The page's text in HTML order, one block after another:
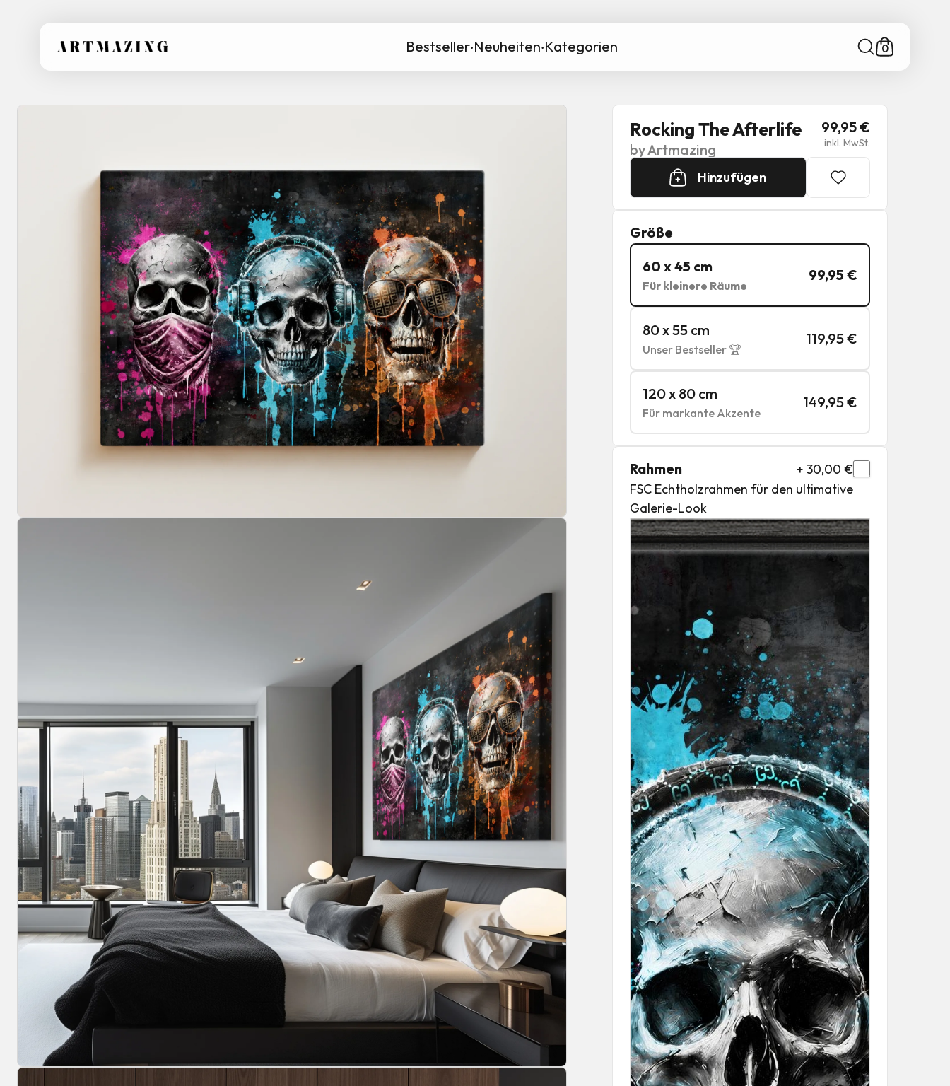
Bestseller‧Neuheiten‧Kategorien 0
Rocking The Afterlife
byArtmazing
99,95€
inkl. MwSt.
+ Hinzufügen
Größe
60 x 45 cm
Für kleinere Räume
99,95 €
80 x 55 cm
Unser Bestseller 🏆
119,95€
120 x 80 cm
Für markante Akzente
149,95€
Rahmen + 30,00 €
FSC Echtholzrahmen für den ultimative
Galerie-Look